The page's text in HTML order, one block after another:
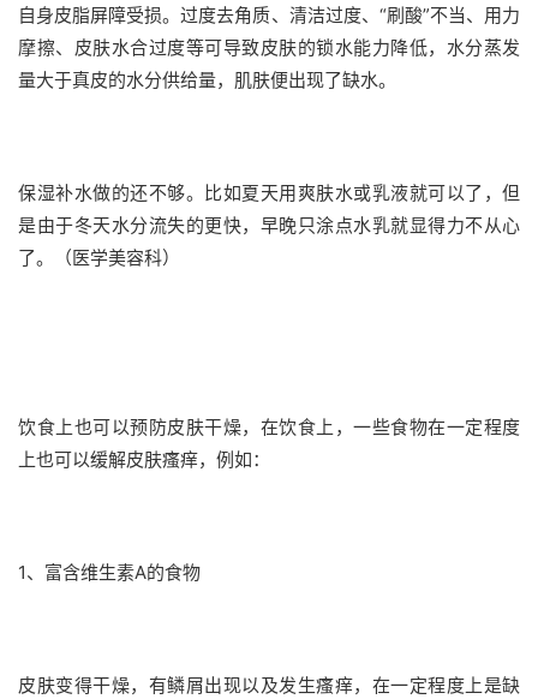
自身皮脂屏障受损。过度去角质、清洁过度、“刷酸”不当、用力
摩擦、皮肤水合过度等可导致皮肤的锁水能力降低，水分蒸发
量大于真皮的水分供给量，肌肤便出现了缺水。
保湿补水做的还不够。
比如夏天用爽肤水或乳液就可以了，但
是由于冬天水分流失的更快，早晚只涂点水乳就显得力不从心
了。
（医学美容科）
饮食上也可以预防皮肤干燥， 在饮食上，一些食物在一定程度
上也可以缓解皮肤瘙痒，例如：
1、富含维生素A的食物
皮肤变得干燥，有鳞屑出现以及发生瘙痒，在一定程度上是缺